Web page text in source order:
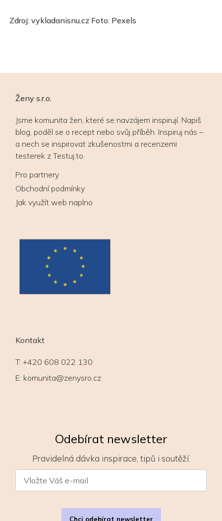
Zdroj: vykladanisnu.cz Foto: Pexels
Ženy s.r.o.
Jsme komunita žen, které se navzájem inspirují. Napiš
blog, poděl se o recept nebo svůj příběh. Inspiruj nás –
a nech se inspirovat zkušenostmi a recenzemi
testerek z Testuj.to.
Pro partnery
Obchodní podmínky
Jak využít web naplno
Kontakt
T: +420 608 022 130
E: komunita@zenysro.cz
Odebírat newsletter
Pravidelná dávka inspirace, tipů i soutěží.
Chci odebírat newsletter